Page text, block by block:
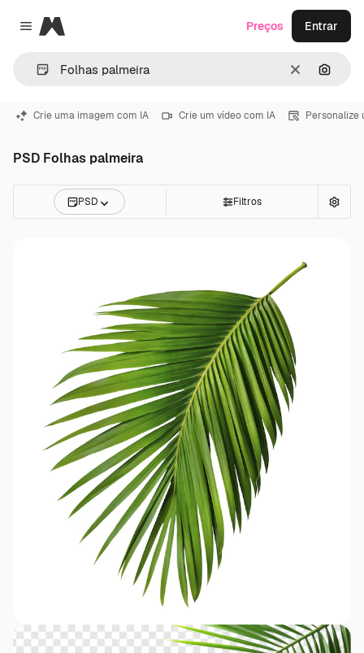
Close menu
Magnific
Limpar
Preços Entrar
Crie uma imagem com IA Crie um vídeo com IA Personalize
PSD Folhas palmeira
PSD Filtros